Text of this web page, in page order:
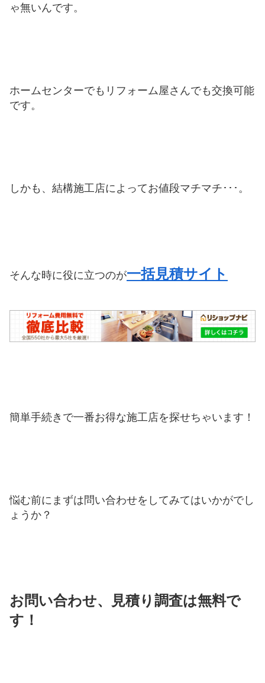
ゃ無いんです。
ホームセンターでもリフォーム屋さんでも交換可能
です。
しかも、結構施工店によってお値段マチマチ･･･。
そんな時に役に立つのが一括見積サイト
簡単手続きで一番お得な施工店を探せちゃいます！
悩む前にまずは問い合わせをしてみてはいかがでし
ょうか？
お問い合わせ、見積り調査は無料で
す！